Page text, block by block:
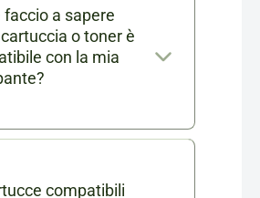
faccio a sapere
o toner è
con la mia
di ogni prodotto
dei modelli di
compatibili